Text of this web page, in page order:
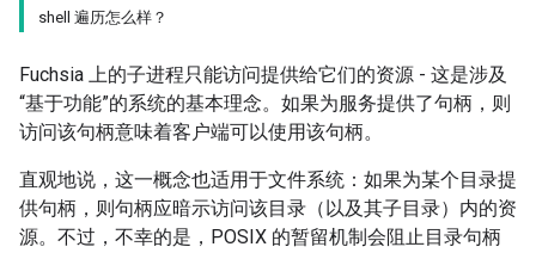
shell 遍历怎么样？
Fuchsia 上的子进程只能访问提供给它们的资源 - 这是涉及
“基于功能”的系统的基本理念。如果为服务提供了句柄，则
访问该句柄意味着客户端可以使用该句柄。
直观地说，这一概念也适用于文件系统：如果为某个目录提
供句柄，则句柄应暗示访问该目录（以及其子目录）内的资
源。不过，不幸的是，POSIX 的暂留机制会阻止目录句柄